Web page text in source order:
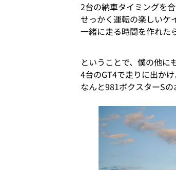
2台の納車タイミングを合
せっかく運転の楽しいケ
一緒に走る時間を作れた
ということで、僕の他に
4台のGT4で走りに出か
なんと981ボクスターSの